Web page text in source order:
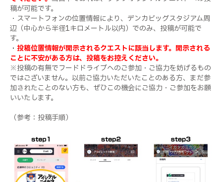
稿が可能です。
・スマートフォンの位置情報により、デンカビッグスタジアム周
辺（中心から半径1キロメートル以内）でのみ、投稿が可能で
す。
・ 投稿位置情報が開示されるクエストに該当します。開示される
ことに不安がある方は、投稿をお控えください。
※投稿の有無でフードドライブへのご参加・ご協力を妨げるもの
ではございません。以前ご協力いただいたことのある方、まだ参
加されたことのない方も、ぜひこの機会にご協力・ご参加をお願
いいたします。
（参考：投稿手順）